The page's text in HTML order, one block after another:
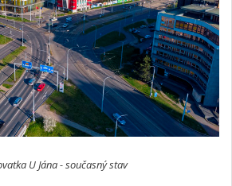
U Jána - současný stav